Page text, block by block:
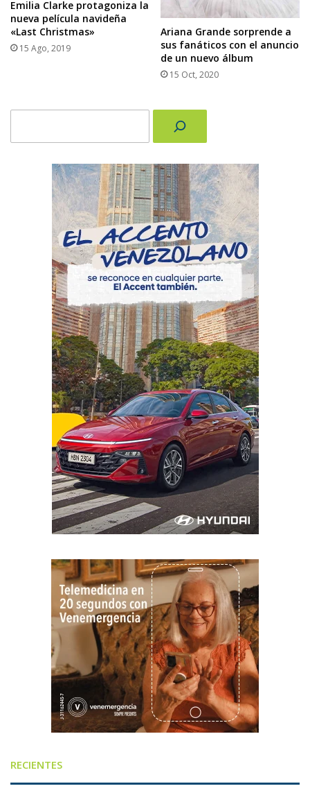
Emilia Clarke protagoniza la
nueva película navideña
«Last Christmas»
15 Ago, 2019
Ariana Grande sorprende a
sus fanáticos con el anuncio
de un nuevo álbum
15 Oct, 2020
RECIENTES